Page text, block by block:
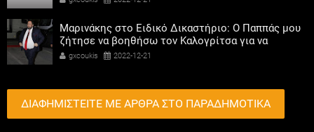
Μαρινάκης στο Ειδικό Δικαστήριο: Ο Παππάς μου
ζήτησε να βοηθήσω τον Καλογρίτσα για να
αποκτήσει σταθμό ο ΣΥΡΙΖΑ
gxcoukis 2022-12-21
ΔΙΑΦΗΜΙΣΤΕΙΤΕ ΜΕ ΑΡΘΡΑ ΣΤΟ ΠΑΡΑΔΗΜΟΤΙΚΑ